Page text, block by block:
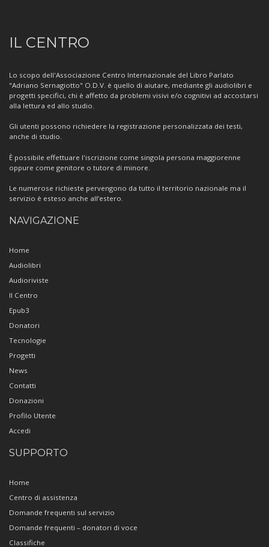
Informazioni
sul
Centro
IL CENTRO
Lo scopo dell'Associazione Centro Internazionale del Libro Parlato
"Adriano Sernagiotto" O.D.V. è quello di aiutare, mediante gli audiolibri e
progetti specifici, chi è affetto da problemi visivi e/o cognitivi ad accostarsi
alla lettura ed allo studio.
Gli utenti possono richiedere la registrazione personalizzata dei testi,
anche di studio.
È possibile effettuare l'iscrizione come singola persona maggiorenne
oppure come genitore o tutore di minore.
Le numerose richieste pervengono da tutto il territorio nazionale ma il
servizio è esteso anche all’estero.
NAVIGAZIONE
Home
Audiolibri
Audioriviste
Il Centro
Epub3
Donatori
Tecnologie
Progetti
News
Contatti
Donazioni
Profilo Utente
Accedi
SUPPORTO
Home
Centro di assistenza
Domande frequenti sul servizio
Domande frequenti – donatori di voce
Classifiche